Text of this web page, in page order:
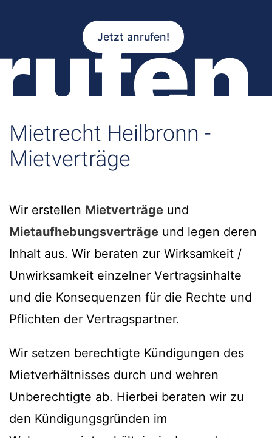
Jetzt anrufen!
Mietrecht Heilbronn -
Mietverträge
Wir erstellen Mietverträge und
Mietaufhebungsverträge und legen deren
Inhalt aus. Wir beraten zur Wirksamkeit /
Unwirksamkeit einzelner Vertragsinhalte
und die Konsequenzen für die Rechte und
Pflichten der Vertragspartner.
Wir setzen berechtigte Kündigungen des
Mietverhältnisses durch und wehren
Unberechtigte ab. Hierbei beraten wir zu
den Kündigungsgründen im